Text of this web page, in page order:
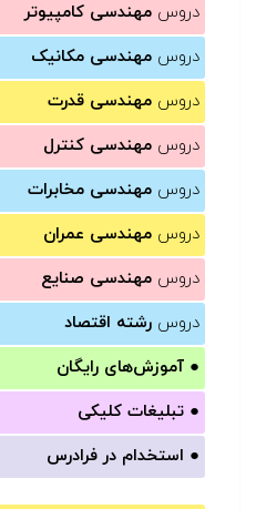
دروس مهندسی کامپیوتر
دروس مهندسی مکانیک
دروس مهندسی قدرت
دروس مهندسی کنترل
دروس مهندسی مخابرات
دروس مهندسی عمران
دروس مهندسی صنایع
دروس رشته اقتصاد
● آموزش‌های رایگان
● تبلیغات کلیکی
● استخدام در فرادرس